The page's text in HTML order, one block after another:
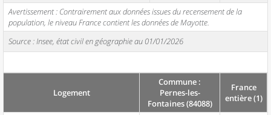
Avertissement : Contrairement aux données issues du recensement de la
population, le niveau France contient les données de Mayotte.
Source : Insee, état civil en géographie au 01/01/2026
Logement
Commune :
Pernes-les-
Fontaines (84088)
France
entière (1)